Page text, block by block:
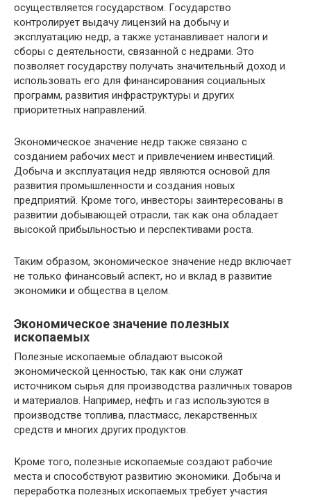
осуществляется государством. Государство
контролирует выдачу лицензий на добычу и
эксплуатацию недр, а также устанавливает налоги и
сборы с деятельности, связанной с недрами. Это
позволяет государству получать значительный доход и
использовать его для финансирования социальных
программ, развития инфраструктуры и других
приоритетных направлений.
Экономическое значение недр также связано с
созданием рабочих мест и привлечением инвестиций.
Добыча и эксплуатация недр являются основой для
развития промышленности и создания новых
предприятий. Кроме того, инвесторы заинтересованы в
развитии добывающей отрасли, так как она обладает
высокой прибыльностью и перспективами роста.
Таким образом, экономическое значение недр включает
не только финансовый аспект, но и вклад в развитие
экономики и общества в целом.
Экономическое значение полезных
ископаемых
Полезные ископаемые обладают высокой
экономической ценностью, так как они служат
источником сырья для производства различных товаров
и материалов. Например, нефть и газ используются в
производстве топлива, пластмасс, лекарственных
средств и многих других продуктов.
Кроме того, полезные ископаемые создают рабочие
места и способствуют развитию экономики. Добыча и
переработка полезных ископаемых требует участия